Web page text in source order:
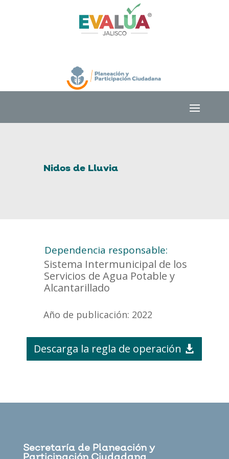
Nidos de Lluvia
Dependencia responsable:
Sistema Intermunicipal de los
Servicios de Agua Potable y
Alcantarillado
Año de publicación: 2022
Descarga la regla de operación
Secretaría de Planeación y